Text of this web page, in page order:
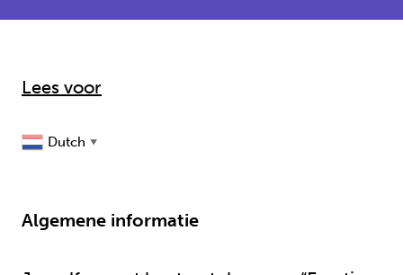
Lees voor
Dutch ▼
Algemene informatie